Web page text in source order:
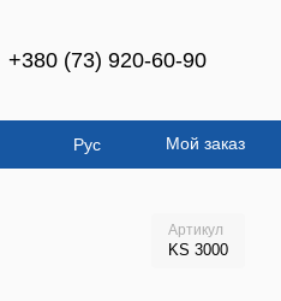
+380 (73) 920-60-90
Рус Мой заказ
Артикул
KS 3000